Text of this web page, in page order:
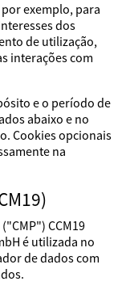
exemplo, para
dos
de utilização,
interações com
e o período de
abaixo e no
Cookies opcionais
na
CCM19
é utilizada no
de dados com